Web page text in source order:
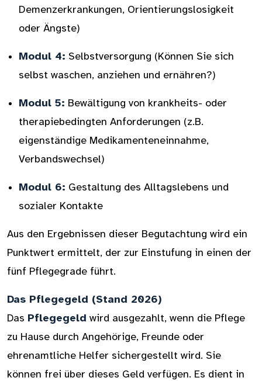
Demenzerkrankungen, Orientierungslosigkeit
oder Ängste)
Modul 4: Selbstversorgung (Können Sie sich
selbst waschen, anziehen und ernähren?)
Modul 5: Bewältigung von krankheits- oder
therapiebedingten Anforderungen (z.B.
eigenständige Medikamenteneinnahme,
Verbandswechsel)
Modul 6: Gestaltung des Alltagslebens und
sozialer Kontakte
Aus den Ergebnissen dieser Begutachtung wird ein
Punktwert ermittelt, der zur Einstufung in einen der
fünf Pflegegrade führt.
Das Pflegegeld (Stand 2026)
Das Pflegegeld wird ausgezahlt, wenn die Pflege
zu Hause durch Angehörige, Freunde oder
ehrenamtliche Helfer sichergestellt wird. Sie
können frei über dieses Geld verfügen. Es dient in